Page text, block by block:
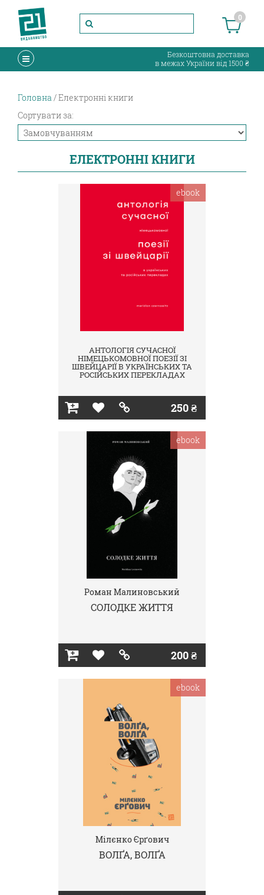
0
Безкоштовна доставка
в межах України від 1500 ₴
Головна Електронні книги
Сортувати за:
ЕЛЕКТРОННІ КНИГИ
АНТОЛОГІЯ СУЧАСНОЇ
НІМЕЦЬКОМОВНОЇ ПОЕЗІЇ ЗІ
ШВЕЙЦАРІЇ В УКРАЇНСЬКИХ ТА
РОСІЙСЬКИХ ПЕРЕКЛАДАХ
250 ₴
ebook
Роман Малиновський
СОЛОДКЕ ЖИТТЯ
200 ₴
ebook
Мілєнко Єрґович
ВОЛҐА, ВОЛҐА
ebook